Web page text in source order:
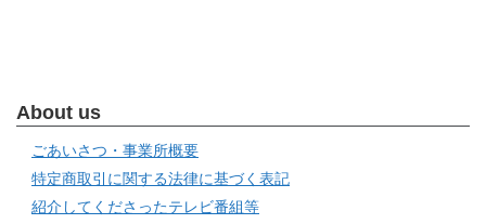
About us
ごあいさつ・事業所概要
特定商取引に関する法律に基づく表記
紹介してくださったテレビ番組等